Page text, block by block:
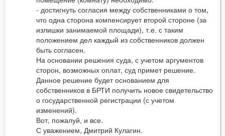
- достигнуть согласия между собственниками о том,
что одна сторона компенсирует второй стороне (за
излишки занимаемой площади), т.е. с таким
положением дел каждый из собственников должен
быть согласен.
На основании решения суда, с учетом аргументов
сторон, возможных оплат, суд примет решение.
Данное решение будет основанием для
собственников в БРТИ получить новое свидетельство
о государственной регистрации (с учетом
изменений).
Вот, пожалуй, и все.
С уважением, Дмитрий Кулагин.